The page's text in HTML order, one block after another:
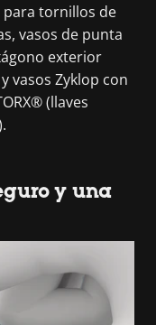
para tornillos de
vasos de punta
exterior
vasos Zyklop con
(llaves
y una